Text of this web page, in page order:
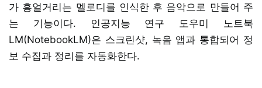
가 흥얼거리는 멜로디를 인식한 후 음악으로 만들어 주
는 기능이다. 인공지능 연구 도우미 노트북
LM(NotebookLM)은 스크린샷, 녹음 앱과 통합되어 정
보 수집과 정리를 자동화한다.